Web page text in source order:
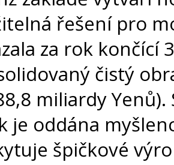
řešení pro
za rok končící
čistý
miliardy
je oddána
špičkové